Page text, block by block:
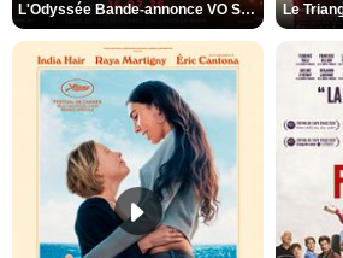
L'Odyssée Bande-annonce VO STFR Le